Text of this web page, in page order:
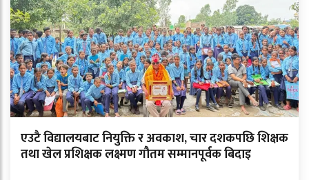
एउटै विद्यालयबाट नियुक्ति र अवकाश, चार दशकपछि शिक्षक
तथा खेल प्रशिक्षक लक्ष्मण गौतम सम्मानपूर्वक बिदाइ